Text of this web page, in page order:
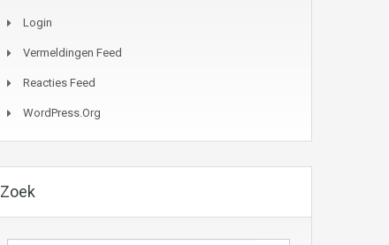
Login
Vermeldingen Feed
Reacties Feed
WordPress.org
Zoek